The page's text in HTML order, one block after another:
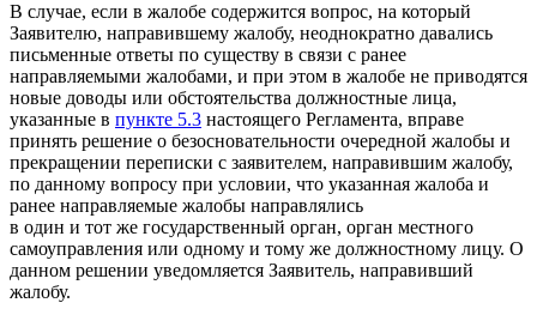
В случае, если в жалобе содержится вопрос, на который
Заявителю, направившему жалобу, неоднократно давались
письменные ответы по существу в связи с ранее
направляемыми жалобами, и при этом в жалобе не приводятся
новые доводы или обстоятельства должностные лица,
указанные в пункте 5.3 настоящего Регламента, вправе
принять решение о безосновательности очередной жалобы и
прекращении переписки с заявителем, направившим жалобу,
по данному вопросу при условии, что указанная жалоба и
ранее направляемые жалобы направлялись
в один и тот же государственный орган, орган местного
самоуправления или одному и тому же должностному лицу. О
данном решении уведомляется Заявитель, направивший
жалобу.